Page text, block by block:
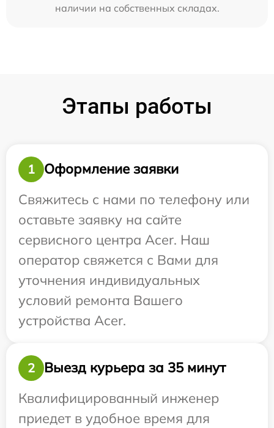
наличии на собственных складах.
Этапы работы
1
Оформление заявки
Свяжитесь с нами по телефону или
оставьте заявку на сайте
сервисного центра Acer. Наш
оператор свяжется с Вами для
уточнения индивидуальных
условий ремонта Вашего
устройства Acer.
2
Выезд курьера за 35 минут
Квалифицированный инженер
приедет в удобное время для